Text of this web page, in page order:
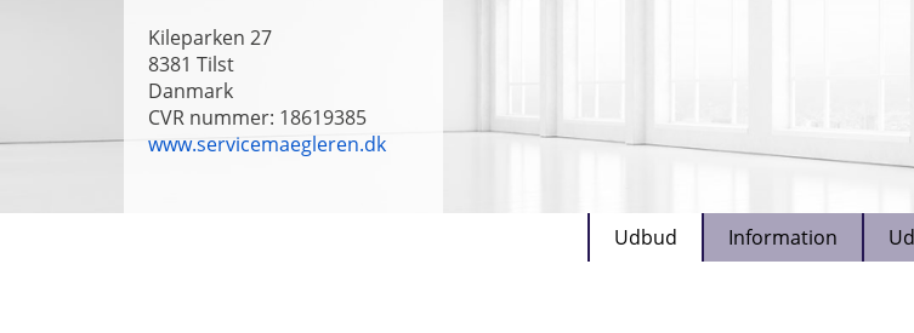
Kileparken 27
8381 Tilst
Danmark
CVR nummer: 18619385
www.servicemaegleren.dk
Udbud Information